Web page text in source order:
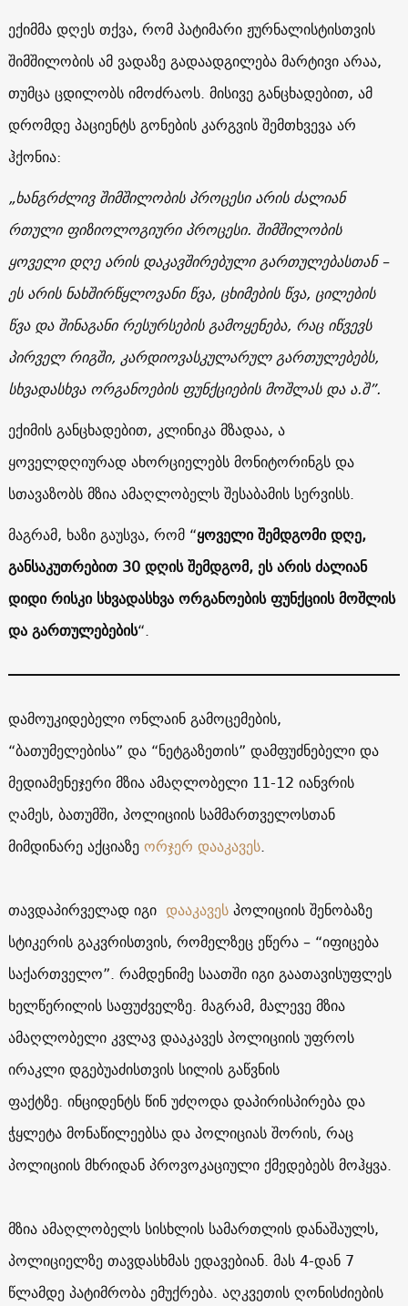
ექიმმა დღეს თქვა, რომ პატიმარი ჟურნალისტისთვის
შიმშილობის ამ ვადაზე გადაადგილება მარტივი არაა,
თუმცა ცდილობს იმოძრაოს. მისივე განცხადებით, ამ
დრომდე პაციენტს გონების კარგვის შემთხვევა არ
ჰქონია:
„ხანგრძლივ შიმშილობის პროცესი არის ძალიან
რთული ფიზიოლოგიური პროცესი. შიმშილობის
ყოველი დღე არის დაკავშირებული გართულებასთან –
ეს არის ნახშირწყლოვანი წვა, ცხიმების წვა, ცილების
წვა და შინაგანი რესურსების გამოყენება, რაც იწვევს
პირველ რიგში, კარდიოვასკულარულ გართულებებს,
სხვადასხვა ორგანოების ფუნქციების მოშლას და ა.შ”.
ექიმის განცხადებით, კლინიკა მზადაა, ა
ყოველდღიურად ახორციელებს მონიტორინგს და
სთავაზობს მზია ამაღლობელს შესაბამის სერვისს.
მაგრამ, ხაზი გაუსვა, რომ “ყოველი შემდგომი დღე,
განსაკუთრებით 30 დღის შემდგომ, ეს არის ძალიან
დიდი რისკი სხვადასხვა ორგანოების ფუნქციის მოშლის
და გართულებების“.
დამოუკიდებელი ონლაინ გამოცემების,
“ბათუმელებისა” და “ნეტგაზეთის” დამფუძნებელი და
მედიამენეჯერი მზია ამაღლობელი 11-12 იანვრის
ღამეს, ბათუმში, პოლიციის სამმართველოსთან
მიმდინარე აქციაზეორჯერ დააკავეს.
თავდაპირველად იგი დააკავესპოლიციის შენობაზე
სტიკერის გაკვრისთვის, რომელზეც ეწერა – “იფიცება
საქართველო”. რამდენიმე საათში იგი გაათავისუფლეს
ხელწერილის საფუძველზე. მაგრამ, მალევე მზია
ამაღლობელი კვლავ დააკავეს პოლიციის უფროს
ირაკლი დგებუაძისთვის სილის გაწვნის
ფაქტზე. ინციდენტს წინ უძღოდა დაპირისპირება და
ჭყლეტა მონაწილეებსა და პოლიციას შორის, რაც
პოლიციის მხრიდან პროვოკაციული ქმედებებს მოჰყვა.
მზია ამაღლობელს სისხლის სამართლის დანაშაულს,
პოლიციელზე თავდასხმას ედავებიან. მას 4-დან 7
წლამდე პატიმრობა ემუქრება. აღკვეთის ღონისძიების